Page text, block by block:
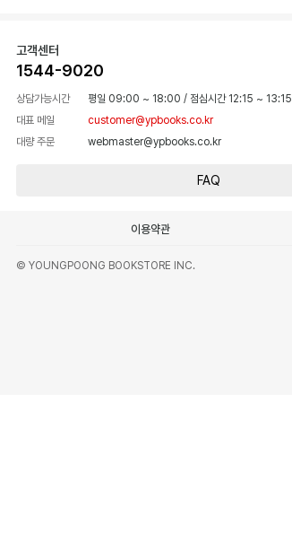
고객센터
1544-9020
상담가능시간 평일 09:00 ~ 18:00 / 점심시간 12:15 ~ 13:15
대표 메일
customer@ypbooks.co.kr
대량 주문
webmaster@ypbooks.co.kr
FAQ
이용약관
© YOUNGPOONG BOOKSTORE INC.